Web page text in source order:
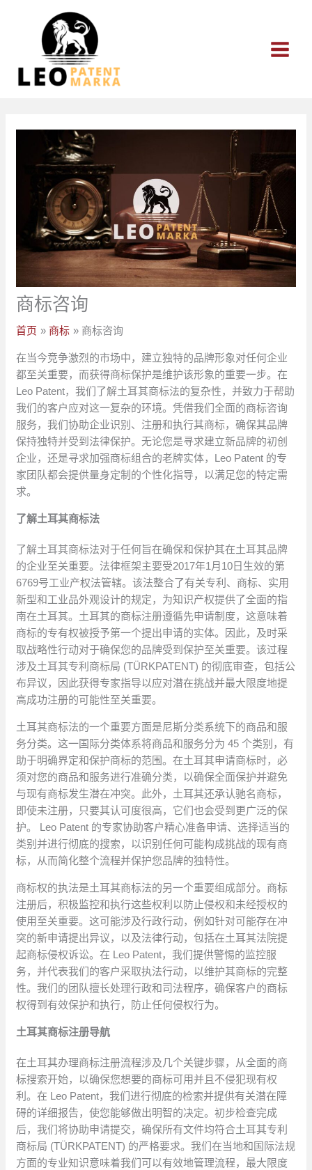
商标咨询
首页 商标 商标咨询
在当今竞争激烈的市场中，建立独特的品牌形象对任何企业
都至关重要，而获得商标保护是维护该形象的重要一步。在
Leo Patent，我们了解土耳其商标法的复杂性，并致力于帮助
我们的客户应对这一复杂的环境。凭借我们全面的商标咨询
服务，我们协助企业识别、注册和执行其商标，确保其品牌
保持独特并受到法律保护。无论您是寻求建立新品牌的初创
企业，还是寻求加强商标组合的老牌实体，Leo Patent 的专
家团队都会提供量身定制的个性化指导，以满足您的特定需
求。
了解土耳其商标法
了解土耳其商标法对于任何旨在确保和保护其在土耳其品牌
的企业至关重要。法律框架主要受2017年1月10日生效的第
6769号工业产权法管辖。该法整合了有关专利、商标、实用
新型和工业品外观设计的规定，为知识产权提供了全面的指
南在土耳其。土耳其的商标注册遵循先申请制度，这意味着
商标的专有权被授予第一个提出申请的实体。因此，及时采
取战略性行动对于确保您的品牌受到保护至关重要。该过程
涉及土耳其专利商标局 (TÜRKPATENT) 的彻底审查，包括公
布异议，因此获得专家指导以应对潜在挑战并最大限度地提
高成功注册的可能性至关重要。
土耳其商标法的一个重要方面是尼斯分类系统下的商品和服
务分类。这一国际分类体系将商品和服务分为 45 个类别，有
助于明确界定和保护商标的范围。在土耳其申请商标时，必
须对您的商品和服务进行准确分类，以确保全面保护并避免
与现有商标发生潜在冲突。此外，土耳其还承认驰名商标，
即使未注册，只要其认可度很高，它们也会受到更广泛的保
护。 Leo Patent 的专家协助客户精心准备申请、选择适当的
类别并进行彻底的搜索，以识别任何可能构成挑战的现有商
标，从而简化整个流程并保护您品牌的独特性。
商标权的执法是土耳其商标法的另一个重要组成部分。商标
注册后，积极监控和执行这些权利以防止侵权和未经授权的
使用至关重要。这可能涉及行政行动，例如针对可能存在冲
突的新申请提出异议，以及法律行动，包括在土耳其法院提
起商标侵权诉讼。在 Leo Patent，我们提供警惕的监控服
务，并代表我们的客户采取执法行动，以维护其商标的完整
性。我们的团队擅长处理行政和司法程序，确保客户的商标
权得到有效保护和执行，防止任何侵权行为。
土耳其商标注册导航
在土耳其办理商标注册流程涉及几个关键步骤，从全面的商
标搜索开始，以确保您想要的商标可用并且不侵犯现有权
利。在 Leo Patent，我们进行彻底的检索并提供有关潜在障
碍的详细报告，使您能够做出明智的决定。初步检查完成
后，我们将协助申请提交，确保所有文件均符合土耳其专利
商标局 (TÜRKPATENT) 的严格要求。我们在当地和国际法规
方面的专业知识意味着我们可以有效地管理流程，最大限度